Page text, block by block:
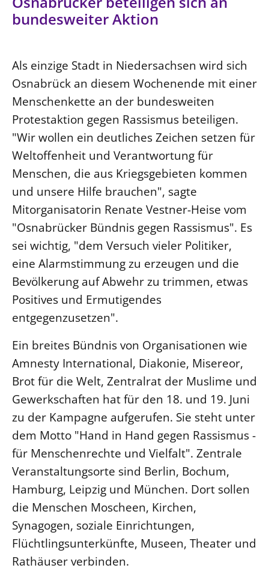
bundesweiter Aktion
Als einzige Stadt in Niedersachsen wird sich
Osnabrück an diesem Wochenende mit einer
Menschenkette an der bundesweiten
Protestaktion gegen Rassismus beteiligen.
"Wir wollen ein deutliches Zeichen setzen für
Weltoffenheit und Verantwortung für
Menschen, die aus Kriegsgebieten kommen
und unsere Hilfe brauchen", sagte
Mitorganisatorin Renate Vestner-Heise vom
"Osnabrücker Bündnis gegen Rassismus". Es
sei wichtig, "dem Versuch vieler Politiker,
eine Alarmstimmung zu erzeugen und die
Bevölkerung auf Abwehr zu trimmen, etwas
Positives und Ermutigendes
entgegenzusetzen".
Ein breites Bündnis von Organisationen wie
Amnesty International, Diakonie, Misereor,
Brot für die Welt, Zentralrat der Muslime und
Gewerkschaften hat für den 18. und 19. Juni
zu der Kampagne aufgerufen. Sie steht unter
dem Motto "Hand in Hand gegen Rassismus -
für Menschenrechte und Vielfalt". Zentrale
Veranstaltungsorte sind Berlin, Bochum,
Hamburg, Leipzig und München. Dort sollen
die Menschen Moscheen, Kirchen,
Synagogen, soziale Einrichtungen,
Flüchtlingsunterkünfte, Museen, Theater und
Rathäuser verbinden.
Kirche und Finanzen
LANDESKIRCHENAMT
Willkommen
Kollegium
Abteilungen des Landeskirchenamts
Rechnungsprüfungsamt
Beschwerdestellen
Kirchenämter
Gleichstellung
Datenschutz
Geschäftsstelle Landessynode
LANDESSYNODE
27. Landessynode
Kontakt
Hintergrund
MITARBEIT
Ehrenamt
Beruf
Freie Stellen
BIBLIOTHEK & ARCHIV
SERVICE
Älterwerden im Pfarrberuf
Beteiligungsverfahren
Beschwerdestellen
Evangelische Kirche
Positionen
Religionen
Gegen Gewalt
Nachhaltigkeit
Erneuerbare Energien
Mobilität
Naturschutz
Gebäude
Impressum
Barrierefreiheit
Presse
Freie Stellen
Service für Gemeinden
Suche